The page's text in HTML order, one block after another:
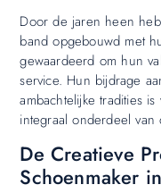
Door de jaren heen
band opgebouwd met
gewaardeerd om hun
service. Hun bijdrage
ambachtelijke tradities
integraal onderdeel van
De Creatieve
Schoenmaker